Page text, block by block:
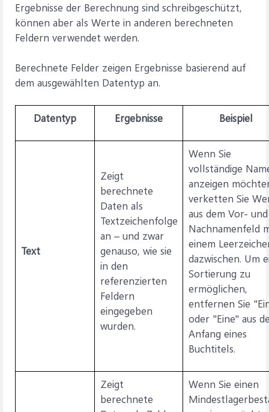
Ergebnisse der Berechnung sind schreibgeschützt,
können aber als Werte in anderen berechneten
Feldern verwendet werden.
Berechnete Felder zeigen Ergebnisse basierend auf
dem ausgewählten Datentyp an.
Datentyp Ergebnisse Beispiel
Text
Zeigt
berechnete
Daten als
Textzeichenfolge
an – und zwar
genauso, wie sie
in den
referenzierten
Feldern
eingegeben
wurden.
Wenn Sie
vollständige
anzeigen
verketten Sie
aus dem Vor- und
Nachnamenfeld
einem
dazwischen. Um
Sortierung zu
ermöglichen,
entfernen Sie
oder "Eine" aus
Anfang eines
Buchtitels.
Zeigt
berechnete
Wenn Sie einen